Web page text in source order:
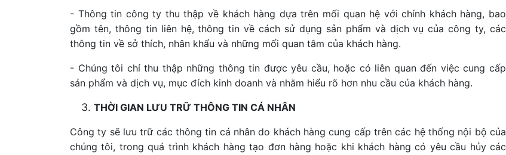
- Thông tin công ty thu thập về khách hàng dựa trên mối quan hệ với chính khách hàng, bao
gồm tên, thông tin liên hệ, thông tin về cách sử dụng sản phẩm và dịch vụ của công ty, các
thông tin về sở thích, nhân khẩu và những mối quan tâm của khách hàng.
- Chúng tôi chỉ thu thập những thông tin được yêu cầu, hoặc có liên quan đến việc cung cấp
sản phẩm và dịch vụ, mục đích kinh doanh và nhằm hiểu rõ hơn nhu cầu của khách hàng.
THỜI GIAN LƯU TRỮ THÔNG TIN CÁ NHÂN
Công ty sẽ lưu trữ các thông tin cá nhân do khách hàng cung cấp trên các hệ thống nội bộ của
chúng tôi, trong quá trình khách hàng tạo đơn hàng hoặc khi khách hàng có yêu cầu hủy các